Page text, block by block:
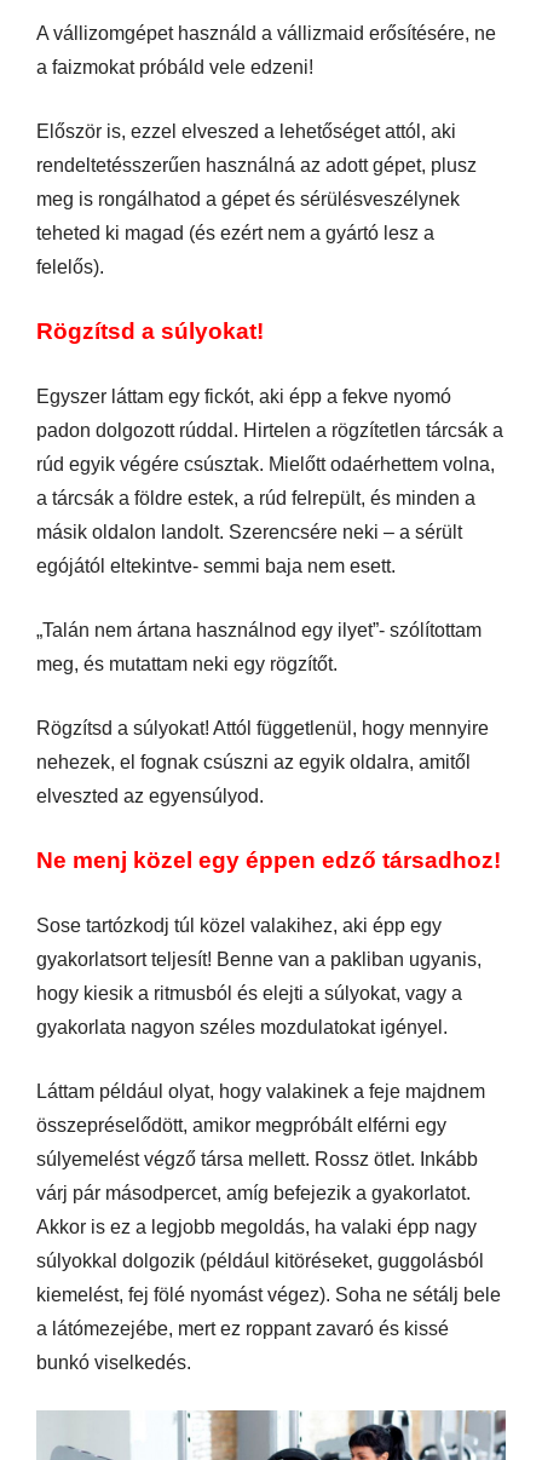
A vállizomgépet használd a vállizmaid erősítésére, ne
a faizmokat próbáld vele edzeni!
Először is, ezzel elveszed a lehetőséget attól, aki
rendeltetésszerűen használná az adott gépet, plusz
meg is rongálhatod a gépet és sérülésveszélynek
teheted ki magad (és ezért nem a gyártó lesz a
felelős).
Rögzítsd a súlyokat!
Egyszer láttam egy fickót, aki épp a fekve nyomó
padon dolgozott rúddal. Hirtelen a rögzítetlen tárcsák a
rúd egyik végére csúsztak. Mielőtt odaérhettem volna,
a tárcsák a földre estek, a rúd felrepült, és minden a
másik oldalon landolt. Szerencsére neki – a sérült
egójától eltekintve- semmi baja nem esett.
„Talán nem ártana használnod egy ilyet”- szólítottam
meg, és mutattam neki egy rögzítőt.
Rögzítsd a súlyokat! Attól függetlenül, hogy mennyire
nehezek, el fognak csúszni az egyik oldalra, amitől
elveszted az egyensúlyod.
Ne menj közel egy éppen edző társadhoz!
Sose tartózkodj túl közel valakihez, aki épp egy
gyakorlatsort teljesít! Benne van a pakliban ugyanis,
hogy kiesik a ritmusból és elejti a súlyokat, vagy a
gyakorlata nagyon széles mozdulatokat igényel.
Láttam például olyat, hogy valakinek a feje majdnem
összepréselődött, amikor megpróbált elférni egy
súlyemelést végző társa mellett. Rossz ötlet. Inkább
várj pár másodpercet, amíg befejezik a gyakorlatot.
Akkor is ez a legjobb megoldás, ha valaki épp nagy
súlyokkal dolgozik (például kitöréseket, guggolásból
kiemelést, fej fölé nyomást végez). Soha ne sétálj bele
a látómezejébe, mert ez roppant zavaró és kissé
bunkó viselkedés.